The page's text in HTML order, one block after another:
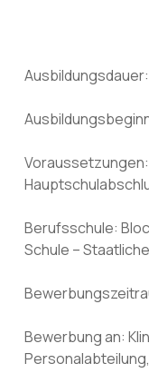
Berufsschule:
Schule –
Bewerbung an: